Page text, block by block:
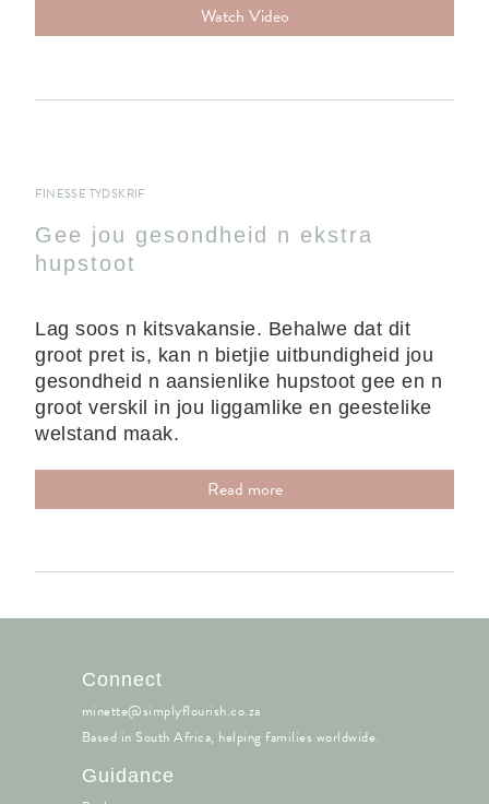
Watch Video
FINESSE TYDSKRIF
Gee jou gesondheid n ekstra
hupstoot
Lag soos n kitsvakansie. Behalwe dat dit
groot pret is, kan n bietjie uitbundigheid jou
gesondheid n aansienlike hupstoot gee en n
groot verskil in jou liggamlike en geestelike
welstand maak.
Read more
Connect
minette@simplyflourish.co.za
Based in South Africa, helping families worldwide.
Guidance